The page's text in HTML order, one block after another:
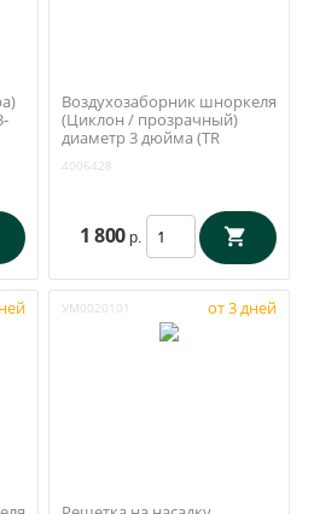
Воздухозаборник шноркеля
(Циклон / прозрачный)
диаметр 3 дюйма (TR
4006428
1 800 р.
УМ0020101 от 3 дней